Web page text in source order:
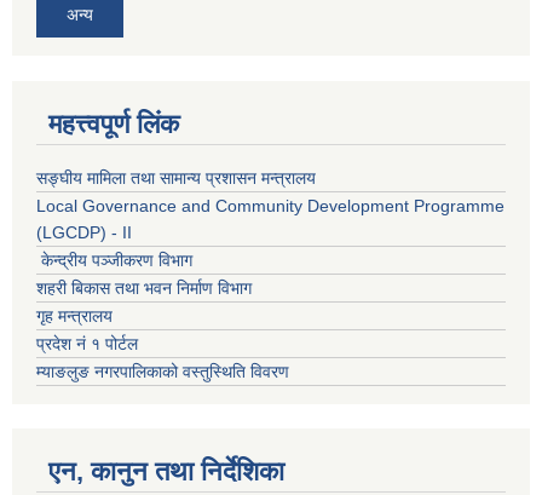
अन्य
महत्त्वपूर्ण लिंक
सङ्घीय मामिला तथा सामान्य प्रशासन मन्त्रालय
Local Governance and Community Development Programme
(LGCDP) - II
केन्द्रीय पञ्जीकरण विभाग
शहरी बिकास तथा भवन निर्माण विभाग
गृह मन्त्रालय
प्रदेश नं १ पोर्टल
म्याङलुङ नगरपालिकाको वस्तुस्थिति विवरण
एन, कानुन तथा निर्देशिका